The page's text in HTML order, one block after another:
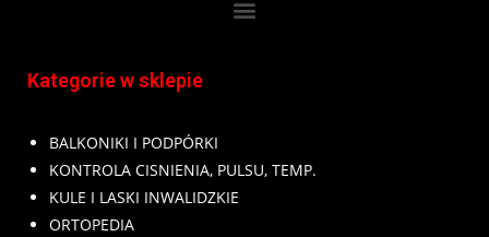
Kategorie w sklepie
BALKONIKI I PODPÓRKI
KONTROLA CISNIENIA, PULSU, TEMP.
KULE I LASKI INWALIDZKIE
ORTOPEDIA